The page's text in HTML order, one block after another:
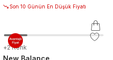
Son 10 Günün En Düşük Fiyatı
+2 Renk
New Balance